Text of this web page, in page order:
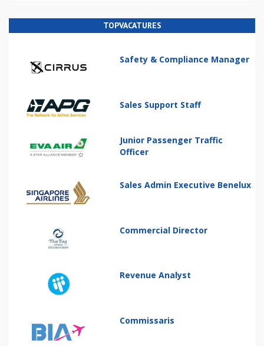
TOPVACATURES
Safety & Compliance Manager
Sales Support Staff
Junior Passenger Traffic
Officer
Sales Admin Executive Benelux
Commercial Director
Revenue Analyst
Commissaris